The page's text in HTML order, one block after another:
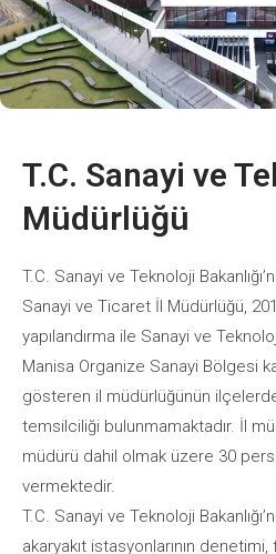
T.C. Sanayi ve
Müdürlüğü
T.C. Sanayi ve Teknoloji
Sanayi ve Ticaret İl Müdürlüğü,
yapılandırma ile Sanayi ve
Manisa Organize Sanayi Bölgesi
gösteren il müdürlüğünün
temsilciliği bulunmamaktadır. İl
müdürü dahil olmak üzere 30
vermektedir.
T.C. Sanayi ve Teknoloji
akaryakıt istasyonlarının